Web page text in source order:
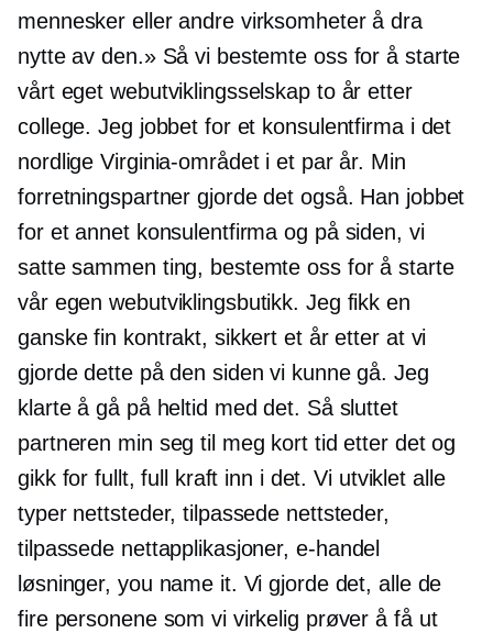
mennesker eller andre virksomheter å dra
nytte av den.» Så vi bestemte oss for å starte
vårt eget webutviklingsselskap to år etter
college. Jeg jobbet for et konsulentfirma i det
nordlige Virginia-området i et par år. Min
forretningspartner gjorde det også. Han jobbet
for et annet konsulentfirma og på siden, vi
satte sammen ting, bestemte oss for å starte
vår egen webutviklingsbutikk. Jeg fikk en
ganske fin kontrakt, sikkert et år etter at vi
gjorde dette på den siden vi kunne gå. Jeg
klarte å gå på heltid med det. Så sluttet
partneren min seg til meg kort tid etter det og
gikk for fullt, full kraft inn i det. Vi utviklet alle
typer nettsteder, tilpassede nettsteder,
tilpassede nettapplikasjoner, e-handel
løsninger, you name it. Vi gjorde det, alle de
fire personene som vi virkelig prøver å få ut